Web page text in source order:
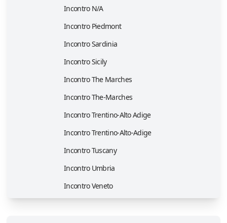
Incontro N/A
Incontro Piedmont
Incontro Sardinia
Incontro Sicily
Incontro The Marches
Incontro The-Marches
Incontro Trentino-Alto Adige
Incontro Trentino-Alto-Adige
Incontro Tuscany
Incontro Umbria
Incontro Veneto